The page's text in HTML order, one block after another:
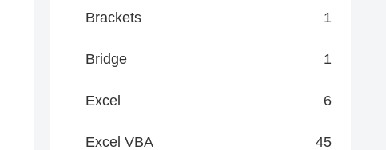
Brackets 1
Bridge 1
Excel 6
Excel VBA 45